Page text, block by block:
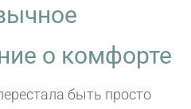
о комфорте
быть просто